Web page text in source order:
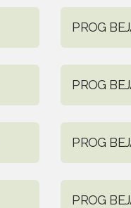
PROG
PROG
PROG
PROG